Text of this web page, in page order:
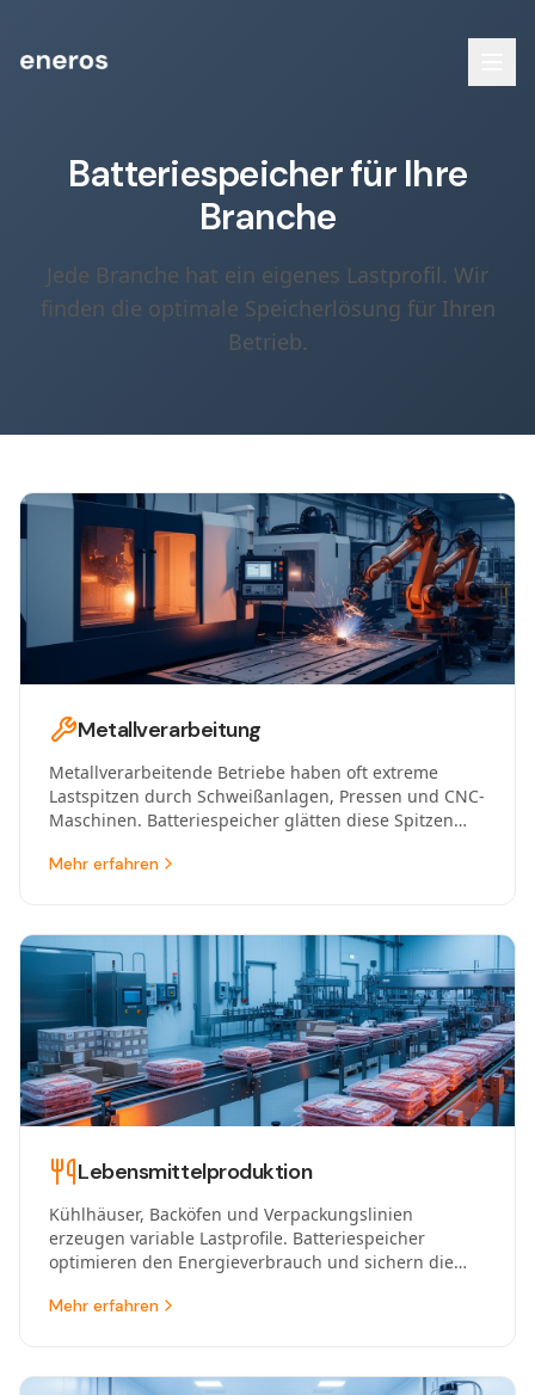
Batteriespeicher für Ihre
Branche
Jede Branche hat ein eigenes Lastprofil. Wir
finden die optimale Speicherlösung für Ihren
Betrieb.
Metallverarbeitung
Metallverarbeitende Betriebe haben oft extreme
Lastspitzen durch Schweißanlagen, Pressen und CNC-
Maschinen. Batteriespeicher glätten diese Spitzen
Mehr erfahren
Lebensmittelproduktion
Kühlhäuser, Backöfen und Verpackungslinien
erzeugen variable Lastprofile. Batteriespeicher
optimieren den Energieverbrauch und sichern die
Mehr erfahren